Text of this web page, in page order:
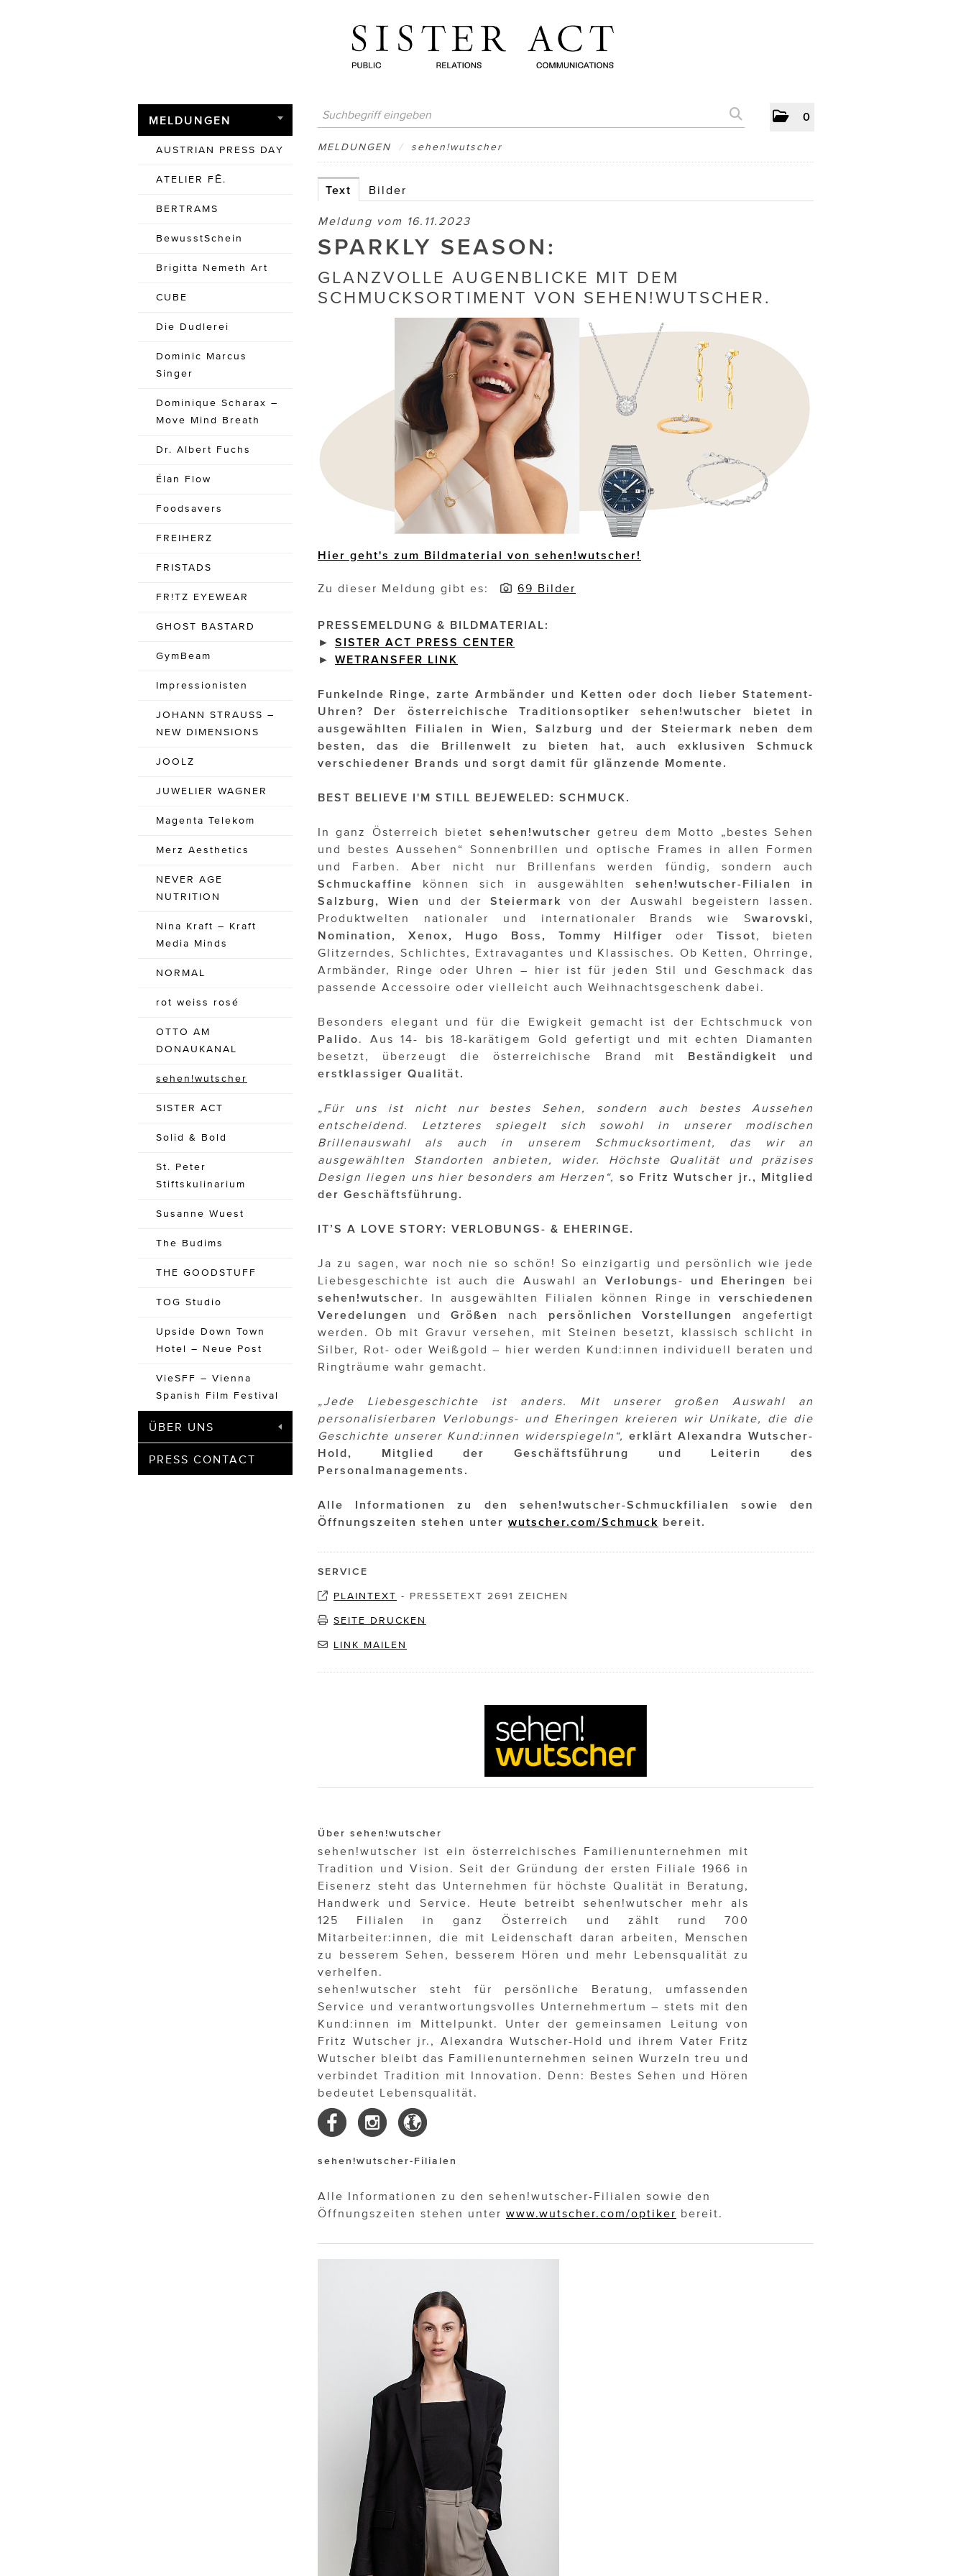
0
MELDUNGEN
AUSTRIAN PRESS DAY
ATELIER FĒ.
BERTRAMS
BewusstSchein
Brigitta Nemeth Art
CUBE
Die Dudlerei
Dominic Marcus
Singer
Dominique Scharax –
Move Mind Breath
Dr. Albert Fuchs
Élan Flow
Foodsavers
FREIHERZ
FRISTADS
FR!TZ EYEWEAR
GHOST BASTARD
GymBeam
Impressionisten
JOHANN STRAUSS –
NEW DIMENSIONS
JOOLZ
JUWELIER WAGNER
Magenta Telekom
Merz Aesthetics
NEVER AGE
NUTRITION
Nina Kraft – Kraft
Media Minds
NORMAL
rot weiss rosé
OTTO AM
DONAUKANAL
sehen!wutscher
SISTER ACT
Solid & Bold
St. Peter
Stiftskulinarium
Susanne Wuest
The Budims
THE GOODSTUFF
TOG Studio
Upside Down Town
Hotel – Neue Post
VieSFF – Vienna
Spanish Film Festival
ÜBER UNS
PRESS CONTACT
MELDUNGEN / sehen!wutscher
Text Bilder
Meldung vom 16.11.2023
SPARKLY SEASON:
GLANZVOLLE AUGENBLICKE MIT DEM
SCHMUCKSORTIMENT VON SEHEN!WUTSCHER.
Hier geht's zum Bildmaterial von sehen!wutscher!
Zu dieser Meldung gibt es: 69 Bilder
PRESSEMELDUNG & BILDMATERIAL:
► SISTER ACT PRESS CENTER
► WETRANSFER LINK
Funkelnde Ringe, zarte Armbänder und Ketten oder doch lieber Statement-
Uhren? Der österreichische Traditionsoptiker sehen!wutscher bietet in
ausgewählten Filialen in Wien, Salzburg und der Steiermark neben dem
besten, das die Brillenwelt zu bieten hat, auch exklusiven Schmuck
verschiedener Brands und sorgt damit für glänzende Momente.
BEST BELIEVE I'M STILL BEJEWELED: SCHMUCK.
In ganz Österreich bietet sehen!wutscher getreu dem Motto „bestes Sehen
und bestes Aussehen“ Sonnenbrillen und optische Frames in allen Formen
und Farben. Aber nicht nur Brillenfans werden fündig, sondern auch
Schmuckaffine
können sich in ausgewählten sehen!wutscher-Filialen in
Salzburg, Wien
und der Steiermark von der Auswahl begeistern lassen.
Produktwelten nationaler und internationaler Brands wie Swarovski,
Nomination, Xenox, Hugo Boss, Tommy Hilfiger
oder Tissot, bieten
Glitzerndes, Schlichtes, Extravagantes und Klassisches. Ob Ketten, Ohrringe,
Armbänder, Ringe oder Uhren – hier ist für jeden Stil und Geschmack das
passende Accessoire oder vielleicht auch Weihnachtsgeschenk dabei.
Besonders elegant und für die Ewigkeit gemacht ist der Echtschmuck von
Palido. Aus 14- bis 18-karätigem Gold gefertigt und mit echten Diamanten
besetzt, überzeugt die österreichische Brand mit Beständigkeit und
erstklassiger Qualität.
„Für uns ist nicht nur bestes Sehen, sondern auch bestes Aussehen
entscheidend. Letzteres spiegelt sich sowohl in unserer modischen
Brillenauswahl als auch in unserem Schmucksortiment, das wir an
ausgewählten Standorten anbieten, wider. Höchste Qualität und präzises
Design liegen uns hier besonders am Herzen“, so Fritz Wutscher jr., Mitglied
der Geschäftsführung.
IT’S A LOVE STORY: VERLOBUNGS- & EHERINGE.
Ja zu sagen, war noch nie so schön! So einzigartig und persönlich wie jede
Liebesgeschichte ist auch die Auswahl an Verlobungs- und Eheringen
bei
sehen!wutscher. In ausgewählten Filialen können Ringe in verschiedenen
Veredelungen
undGrößen nach persönlichen Vorstellungen
angefertigt
werden. Ob mit Gravur versehen, mit Steinen besetzt, klassisch schlicht in
Silber, Rot- oder Weißgold – hier werden Kund:innen individuell beraten und
Ringträume wahr gemacht.
„Jede Liebesgeschichte ist anders. Mit unserer großen Auswahl an
personalisierbaren Verlobungs- und Eheringen kreieren wir Unikate, die die
Geschichte unserer Kund:innen widerspiegeln“, erklärt Alexandra Wutscher-
Hold, Mitglied der Geschäftsführung und Leiterin des
Personalmanagements.
Alle Informationen zu den sehen!wutscher-Schmuckfilialen sowie den
Öffnungszeiten stehen unter wutscher.com/Schmuck bereit.
SERVICE
PLAINTEXT - PRESSETEXT 2691 ZEICHEN
SEITE DRUCKEN
LINK MAILEN
Über sehen!wutscher
sehen!wutscher ist ein österreichisches Familienunternehmen mit
Tradition und Vision. Seit der Gründung der ersten Filiale 1966 in
Eisenerz steht das Unternehmen für höchste Qualität in Beratung,
Handwerk und Service. Heute betreibt sehen!wutscher mehr als
125 Filialen in ganz Österreich und zählt rund 700
Mitarbeiter:innen, die mit Leidenschaft daran arbeiten, Menschen
zu besserem Sehen, besserem Hören und mehr Lebensqualität zu
verhelfen.
sehen!wutscher steht für persönliche Beratung, umfassenden
Service und verantwortungsvolles Unternehmertum – stets mit den
Kund:innen im Mittelpunkt. Unter der gemeinsamen Leitung von
Fritz Wutscher jr., Alexandra Wutscher-Hold und ihrem Vater Fritz
Wutscher bleibt das Familienunternehmen seinen Wurzeln treu und
verbindet Tradition mit Innovation. Denn: Bestes Sehen und Hören
bedeutet Lebensqualität.
sehen!wutscher-Filialen
Alle Informationen zu den sehen!wutscher-Filialen sowie den
Öffnungszeiten stehen unter www.wutscher.com/optiker bereit.